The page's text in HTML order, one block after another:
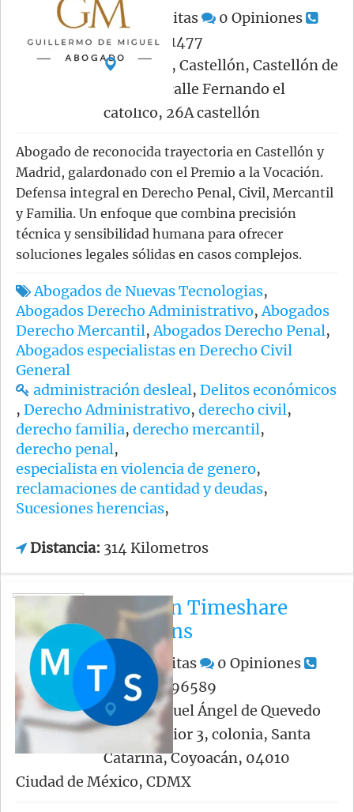
567 Visitas 0 Opiniones
+34611271477
España, Castellón, Castellón de
la Plana, calle Fernando el
catolico, 26A castellón
Abogado de reconocida trayectoria en Castellón y
Madrid, galardonado con el Premio a la Vocación.
Defensa integral en Derecho Penal, Civil, Mercantil
y Familia. Un enfoque que combina precisión
técnica y sensibilidad humana para ofrecer
soluciones legales sólidas en casos complejos.
Abogados de Nuevas Tecnologias,
Abogados Derecho Administrativo,Abogados
Derecho Mercantil,Abogados Derecho Penal,
Abogados especialistas en Derecho Civil
General
administración desleal, Delitos económicos
, Derecho Administrativo, derecho civil,
derecho familia, derecho mercantil,
derecho penal,
especialista en violencia de genero,
reclamaciones de cantidad y deudas,
Sucesiones herencias,
Distancia: 314 Kilometros
Mexican Timeshare
Solutions
Visitas 0 Opiniones
+523332396589
Av. Miguel Ángel de Quevedo
452-interior 3, colonia, Santa
Catarina, Coyoacán, 04010
Ciudad de México, CDMX